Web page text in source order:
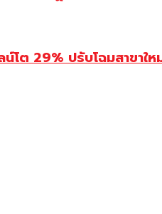
ต 29% ปรับโฉมสาขาใ